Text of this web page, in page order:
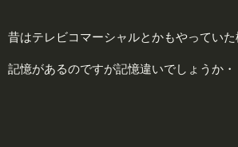
昔はテレビコマーシャルとかもやっていた
記憶があるのですが記憶違いでしょうか・